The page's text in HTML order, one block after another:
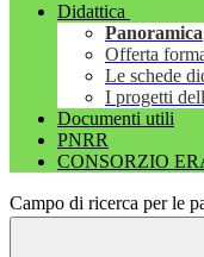
Didattica
Panoramica
Offerta
Le schede
I progetti
Documenti utili
PNRR
CONSORZIO
Campo di ricerca per le